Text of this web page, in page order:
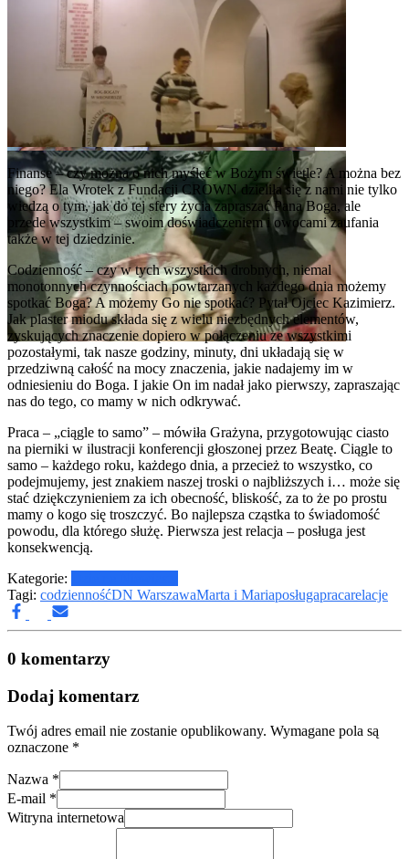
Finanse – czy można o nich myśleć w Bożym świetle? A można bez
niego? Ela Wrotek z Fundacji CROWN dzieliła się z nami nie tylko
wiedzą o tym, jak do tej sfery życia zapraszać Pana Boga, ale
przede wszystkim – swoim doświadczeniem i owocami zaufania
także w tej dziedzinie.
Codzienność – czy w tych wszystkich drobnych, niemal
monotonnych czynnościach powtarzanych każdego dnia możemy
spotkać Boga? A możemy Go nie spotkać? Pytał Ojciec Kazimierz.
Jak plaster miodu składa się z wielu niezbędnych elementów,
zyskujących znaczenie dopiero w połączeniu ze wszystkimi
pozostałymi, tak nasze godziny, minuty, dni układają się w
przedziwną całość na mocy znaczenia, jakie nadajemy im w
odniesieniu do Boga. I jakie On im nadał jako pierwszy, zapraszając
nas do tego, co mamy w nich odkrywać.
Praca – „ciągle to samo” – mówiła Grażyna, przygotowując ciasto
na pierniki w ilustracji konferencji głoszonej przez Beatę. Ciągle to
samo – każdego roku, każdego dnia, a przecież to wszystko, co
podejmujemy, jest znakiem naszej troski o najbliższych i… może się
stać dziękczynieniem za ich obecność, bliskość, za to że po prostu
mamy o kogo się troszczyć. Bo najlepsza cząstka to świadomość
powodu, dla którego służę. Pierwsza jest relacja – posługa jest
konsekwencją.
Kategorie:
Tagi: codziennośćDN WarszawaMarta i Mariaposługapracarelacje
0 komentarzy
Dodaj komentarz
Twój adres email nie zostanie opublikowany. Wymagane pola są
oznaczone *
Nazwa *
E-mail *
Witryna internetowa